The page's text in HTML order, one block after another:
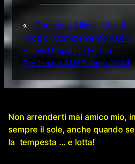
«
Concorso Allievi Ufficiali
Piloti di Complemento AUPC
Allievi Ufficiali in Ferma
Prefissata AUFP anno 2024
Non arrenderti mai amico mio,
sempre il sole, anche quando
la tempesta … e lotta!